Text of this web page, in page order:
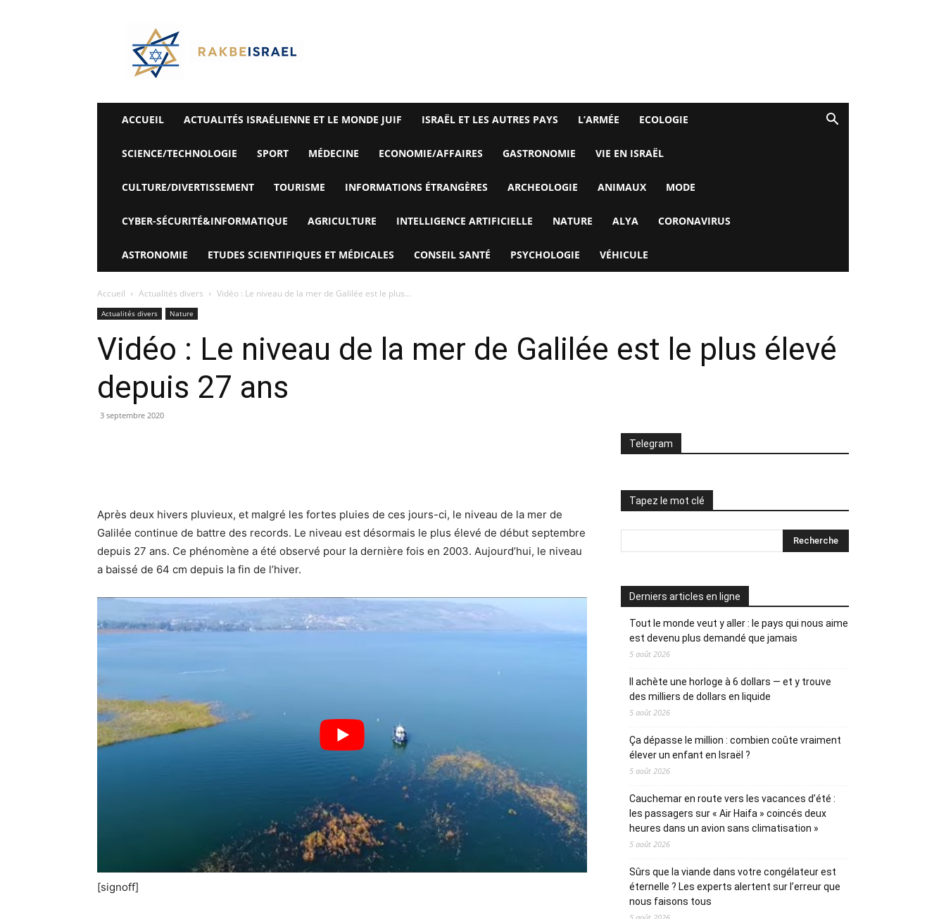
Rak
Be
Israel-
Alyaexpress-
News
ACCUEIL ACTUALITÉS ISRAÉLIENNE ET LE MONDE JUIF ISRAËL ET LES AUTRES PAYS L’ARMÉE ECOLOGIE
SCIENCE/TECHNOLOGIE SPORT MÉDECINE ECONOMIE/AFFAIRES GASTRONOMIE VIE EN ISRAËL
CULTURE/DIVERTISSEMENT TOURISME INFORMATIONS ÉTRANGÈRES ARCHEOLOGIE ANIMAUX MODE
CYBER-SÉCURITÉ&INFORMATIQUE AGRICULTURE INTELLIGENCE ARTIFICIELLE NATURE ALYA CORONAVIRUS
ASTRONOMIE ETUDES SCIENTIFIQUES ET MÉDICALES CONSEIL SANTÉ PSYCHOLOGIE VÉHICULE
Accueil Actualités divers Vidéo : Le niveau de la mer de Galilée est le plus...
Actualités divers Nature
Vidéo : Le niveau de la mer de Galilée est le plus élevé
depuis 27 ans
3 septembre 2020
Après deux hivers pluvieux, et malgré les fortes pluies de ces jours-ci, le niveau de la mer de
Galilée continue de battre des records. Le niveau est désormais le plus élevé de début septembre
depuis 27 ans. Ce phénomène a été observé pour la dernière fois en 2003. Aujourd’hui, le niveau
a baissé de 64 cm depuis la fin de l’hiver.
[signoff]
Telegram
Tapez le mot clé
Derniers articles en ligne
Tout le monde veut y aller : le pays qui nous aime
est devenu plus demandé que jamais
5 août 2026
Il achète une horloge à 6 dollars — et y trouve
des milliers de dollars en liquide
5 août 2026
Ça dépasse le million : combien coûte vraiment
élever un enfant en Israël ?
5 août 2026
Cauchemar en route vers les vacances d’été :
les passagers sur « Air Haifa » coincés deux
heures dans un avion sans climatisation »
5 août 2026
Sûrs que la viande dans votre congélateur est
éternelle ? Les experts alertent sur l’erreur que
nous faisons tous